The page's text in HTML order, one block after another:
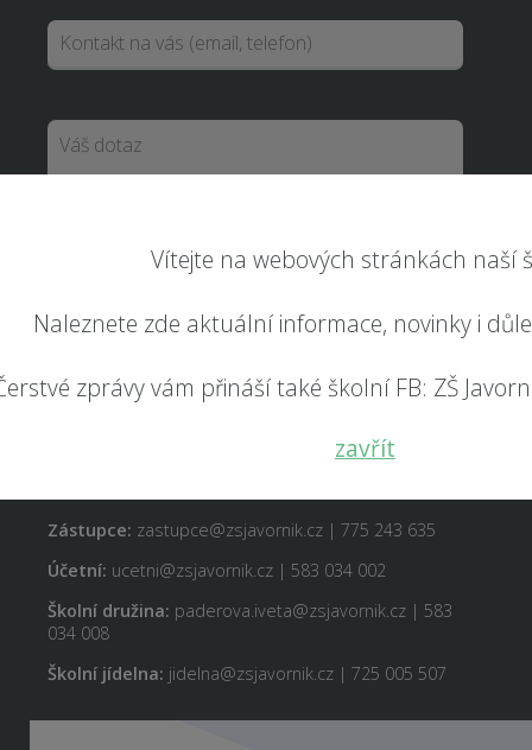
Vítejte na webových stránkách naší
Naleznete zde aktuální informace, novinky i
zprávy vám přináší také školní FB: ZŠ
zavřít
Odeslat
RYCHLÝ KONTAKT
Zástupce: zastupce@zsjavornik.cz | 775 243 635
Účetní: ucetni@zsjavornik.cz | 583 034 002
Školní družina: paderova.iveta@zsjavornik.cz | 583
034 008
Školní jídelna: jidelna@zsjavornik.cz | 725 005 507